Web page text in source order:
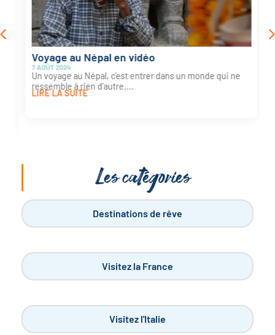
Voyage au Népal en vidéo
7 AOÛT 2024
Un voyage au Népal, c’est entrer dans un monde qui ne
ressemble à rien d’autre....
LIRE LA SUITE
Les catégories
Destinations de rêve
Visitez la France
Visitez l'Italie